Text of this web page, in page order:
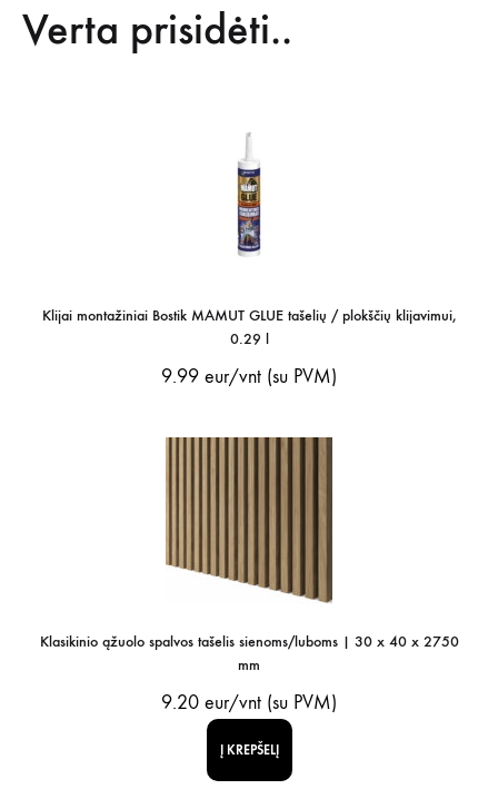
Verta prisidėti..
Klijai montažiniai Bostik MAMUT GLUE tašelių / plokščių klijavimui,
0.29 l
9.99 eur/vnt (su PVM)
Klasikinio ąžuolo spalvos tašelis sienoms/luboms | 30 x 40 x 2750
mm
9.20 eur/vnt (su PVM)
Į KREPŠELĮ